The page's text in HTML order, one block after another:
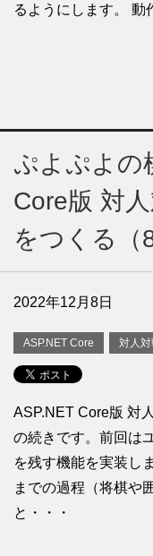
るようにします。 動
ぷよぷよの
Core版 対
をつくる（8
2022年12月8日
ASP.NET Core 対人対
ASP.NET Core版 対
の続きです。前回は
を残す機能を実装し
までの過程（将棋や
と・・・